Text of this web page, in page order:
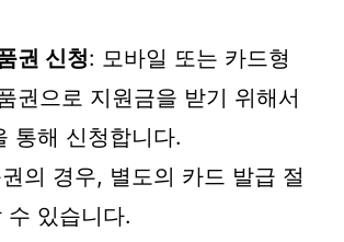
권 신청: 모바일 또는 카드형
권으로 지원금을 받기 위해서
통해 신청합니다.
의 경우, 별도의 카드 발급 절
수 있습니다.